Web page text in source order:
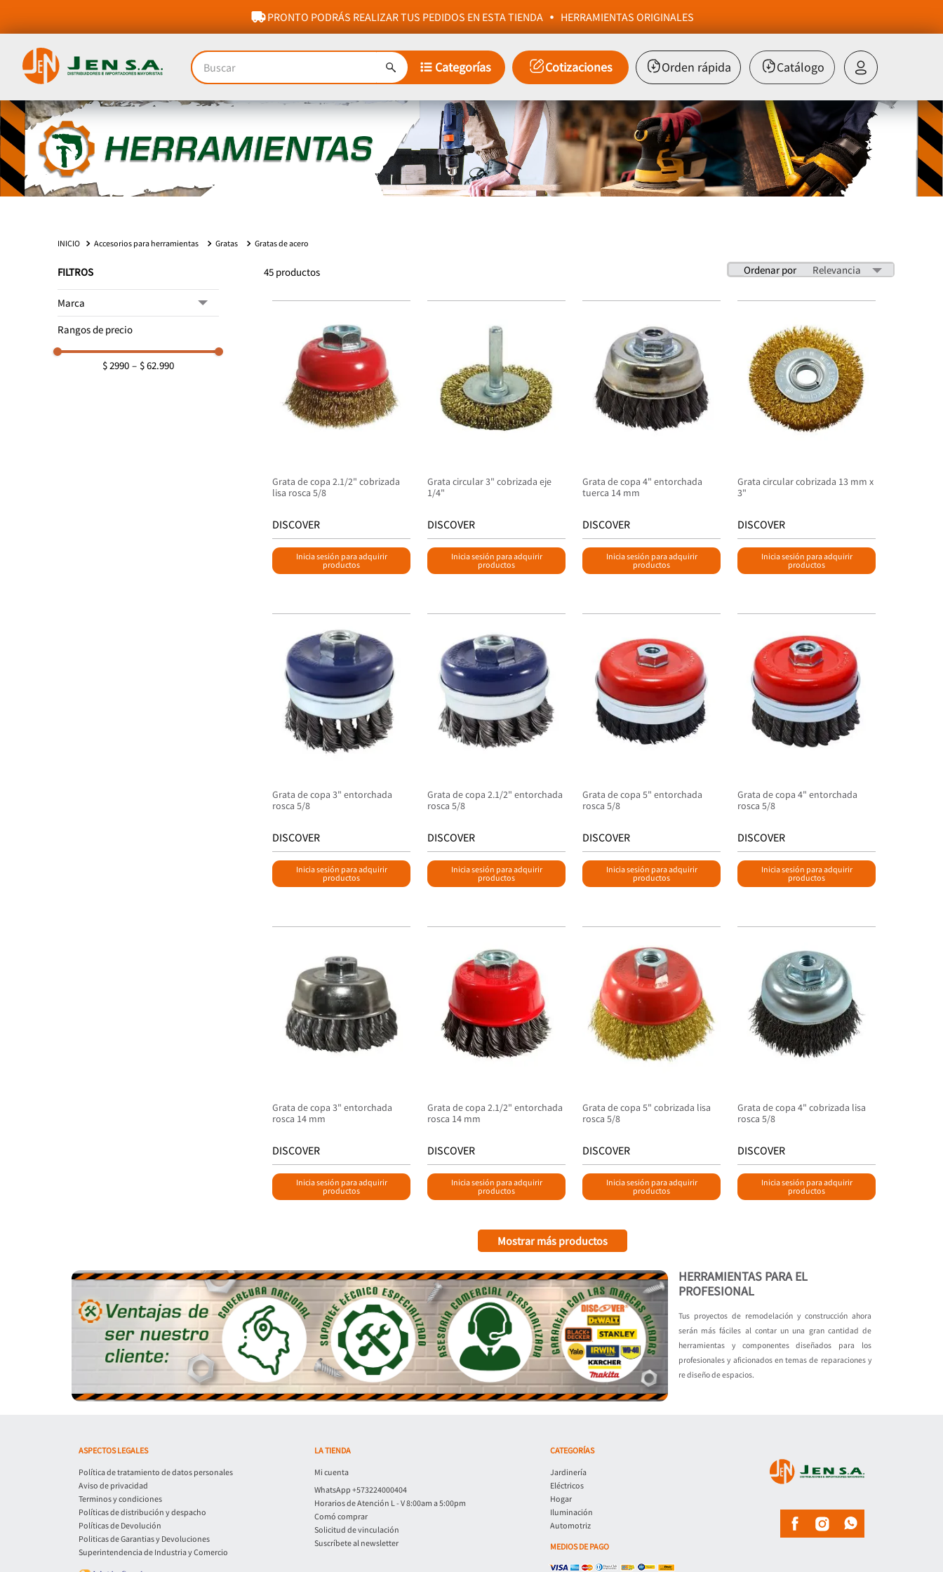
PRONTO PODRÁS REALIZAR TUS PEDIDOS EN ESTA TIENDA HERRAMIENTAS ORIGINALES
Buscar
Categorías Cotizaciones Orden rápida Catálogo
Accesorios para herramientas Gratas Gratas de acero
FILTROS
Marca
DEWALT
DISCOVER
MAKITA
Rangos de precio
$ 2990 – $ 62.990
45 productos Ordenar por Relevancia
Grata de copa 2.1/2" cobrizada
lisa rosca 5/8
DISCOVER
Inicia sesión para adquirir
productos
Grata circular 3" cobrizada eje
1/4"
DISCOVER
Inicia sesión para adquirir
productos
Grata de copa 4" entorchada
tuerca 14 mm
DISCOVER
Inicia sesión para adquirir
productos
Grata circular cobrizada 13 mm x
3"
DISCOVER
Inicia sesión para adquirir
productos
Grata de copa 3" entorchada
rosca 5/8
DISCOVER
Inicia sesión para adquirir
productos
Grata de copa 2.1/2" entorchada
rosca 5/8
DISCOVER
Inicia sesión para adquirir
productos
Grata de copa 5" entorchada
rosca 5/8
DISCOVER
Inicia sesión para adquirir
productos
Grata de copa 4" entorchada
rosca 5/8
DISCOVER
Inicia sesión para adquirir
productos
Grata de copa 3" entorchada
rosca 14 mm
DISCOVER
Inicia sesión para adquirir
productos
Grata de copa 2.1/2" entorchada
rosca 14 mm
DISCOVER
Inicia sesión para adquirir
productos
Grata de copa 5" cobrizada lisa
rosca 5/8
DISCOVER
Inicia sesión para adquirir
productos
Grata de copa 4" cobrizada lisa
rosca 5/8
DISCOVER
Inicia sesión para adquirir
productos
HERRAMIENTAS PARA EL
PROFESIONAL
Tus proyectos de remodelación y construcción ahora
serán más fáciles al contar un una gran cantidad de
herramientas y componentes diseñados para los
profesionales y aficionados en temas de reparaciones y
re diseño de espacios.
ASPECTOS LEGALES
Política de tratamiento de datos personales
Aviso de privacidad
Terminos y condiciones
Políticas de distribución y despacho
Políticas de Devolución
Politicas de Garantias y Devoluciones
Superintendencia de Industria y Comercio
LA TIENDA
Mi cuenta
WhatsApp +573224000404
Horarios de Atención L - V 8:00am a 5:00pm
Comó comprar
Solicitud de vinculación
Suscríbete al newsletter
CATEGORÍAS
Jardinería
Eléctricos
Hogar
Iluminación
Automotriz
MEDIOS DE PAGO